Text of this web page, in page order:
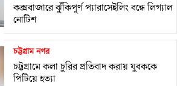
কক্সবাজারে ঝুঁকিপূর্ণ প্যারাসেইলিং বন্ধে লিগ্যাল
নোটিশ
চট্টগ্রাম নগর
চট্টগ্রামে কলা চুরির প্রতিবাদ করায় যুবককে
পিটিয়ে হত্যা